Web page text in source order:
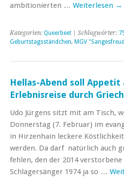
ambitionierten … Weiterlesen →
Kategorien: Queerbeet | Schlagwörter:
Geburtstagsständchen, MGV
Hellas-Abend soll Appetit
Erlebnisreise durch
Udo Jürgens sitzt mit am Tisch,
Donnerstag (7. Februar) im
in Hirzenhain leckere
werden. Da darf natürlich auch
fehlen, den der 2014
Schlagersänger 1974 ja so …